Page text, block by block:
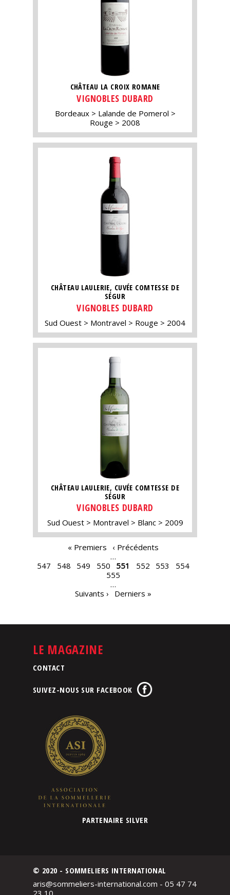
CHÂTEAU LA CROIX ROMANE
VIGNOBLES DUBARD
Bordeaux
Lalande de Pomerol
Rouge
2008
CHÂTEAU LAULERIE, CUVÉE COMTESSE DE
SÉGUR
VIGNOBLES DUBARD
Sud Ouest Montravel Rouge 2004
CHÂTEAU LAULERIE, CUVÉE COMTESSE DE
SÉGUR
VIGNOBLES DUBARD
Sud Ouest Montravel Blanc 2009
« Premiers
‹ Précédents
…
547
548 549 550 551 552 553
554
555
…
Suivants ›
Derniers »
LE MAGAZINE
CONTACT
SUIVEZ-NOUS SUR FACEBOOK
PARTENAIRE SILVER
© 2020 - SOMMELIERS INTERNATIONAL
aris@sommeliers-international.com - 05 47 74
23 10